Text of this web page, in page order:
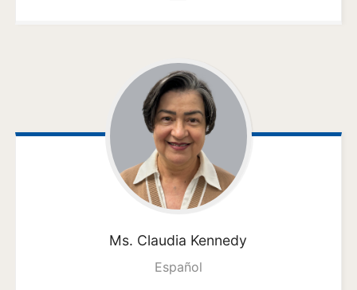
Ms. Claudia Kennedy
Español